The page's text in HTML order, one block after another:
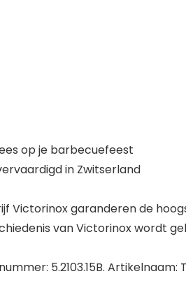
op je barbecuefeest
in Zwitserland
Victorinox garanderen de
van Victorinox wordt
5.2103.15B.